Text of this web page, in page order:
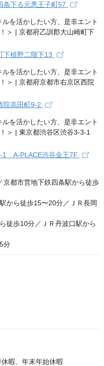
下る元悪王子町57
植野二階下13
高田町9‐2
1 A-PLACE渋谷金王7F
都市営地下鉄四条駅から徒歩
から徒歩15〜20分／ＪＲ長岡
徒歩10分／ＪＲ丹波口駅から
分
暇、年末年始休暇